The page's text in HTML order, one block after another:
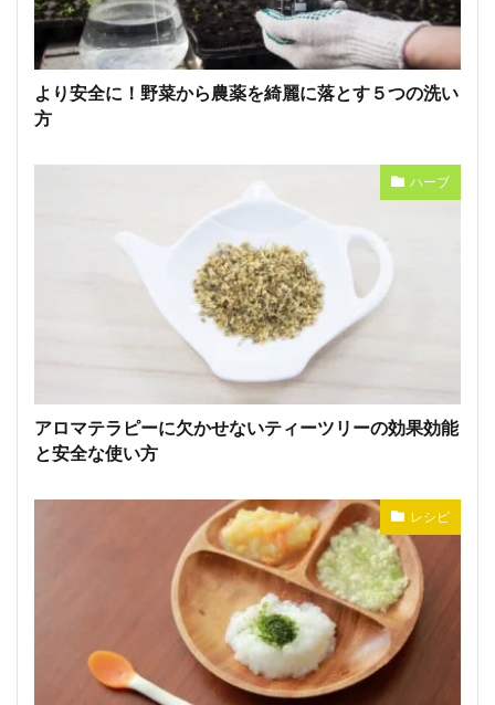
より安全に！野菜から農薬を綺麗に落とす５つの洗い
方
ハーブ
アロマテラピーに欠かせないティーツリーの効果効能
と安全な使い方
レシピ